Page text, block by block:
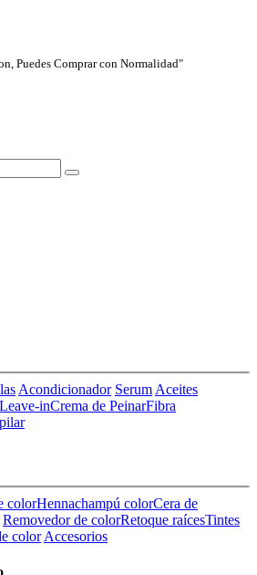
Puedes Comprar con Normalidad"
Acondicionador Serum Aceites
Leave-inCrema de PeinarFibra
colorHennachampú colorCera de
Removedor de colorRetoque raícesTintes
color Accesorios